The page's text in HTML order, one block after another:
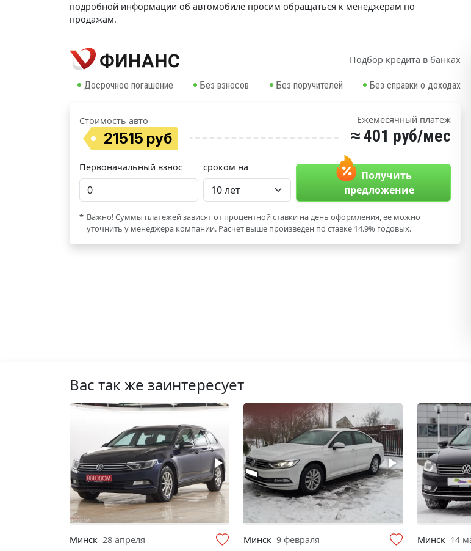
подробной информации об автомобиле просим обращаться к менеджерам по
продажам.
Подбор кредита в банках
Досрочное погашение Без взносов Без поручителей Без справки о доходах
Стоимость авто
21515 руб
Ежемесячный платеж
≈ 401 руб/мес
Первоначальный взнос сроком на
Получить
предложение
* Важно! Суммы платежей зависят от процентной ставки на день оформления, ее можно
уточнить у менеджера компании. Расчет выше произведен по ставке 14.9% годовых.
Вас так же заинтересует
Минск 28 апреля Минск 9 февраля Минск 14